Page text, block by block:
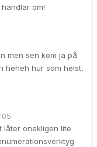
om!
men sen kom ja på
heheh hur som helst,
låter onekligen lite